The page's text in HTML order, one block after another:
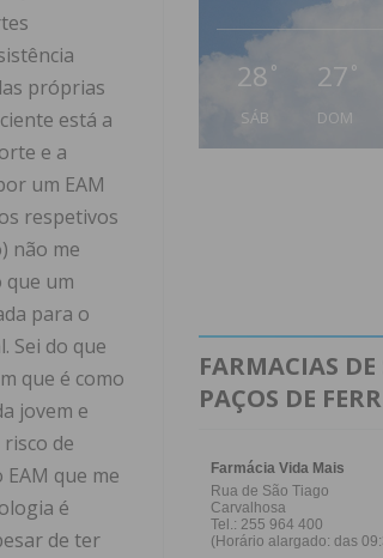
próprias
está a
e a
um EAM
respetivos
não me
que um
para o
Sei do que
que é como
jovem e
de
que me
é
de ter
28 °
SÁB
27 °
DOM
FARMACIAS DE
PAÇOS DE